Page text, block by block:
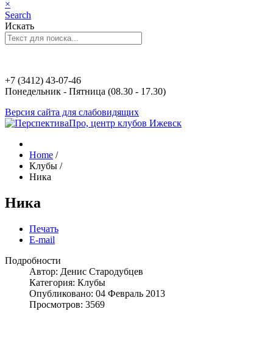
×
Search
Искать
+7 (3412) 43-07-46
Понедельник - Пятница (08.30 - 17.30)
Версия сайта для слабовидящих
Home /
Клубы /
Ника
Ника
Печать
E-mail
Подробности
Автор: Денис Стародубцев
Категория: Клубы
Опубликовано: 04 Февраль 2013
Просмотров: 3569